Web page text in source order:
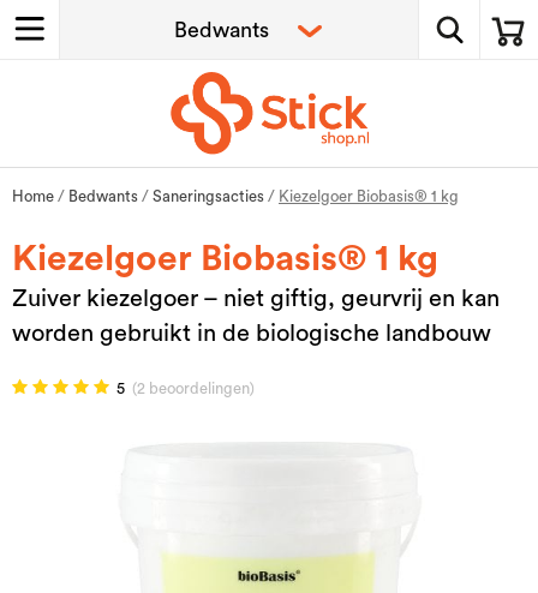
Home / Bedwants / Saneringsacties / Kiezelgoer Biobasis® 1 kg
Kiezelgoer Biobasis® 1 kg
Zuiver kiezelgoer – niet giftig, geurvrij en kan
worden gebruikt in de biologische landbouw
5 (2 beoordelingen)